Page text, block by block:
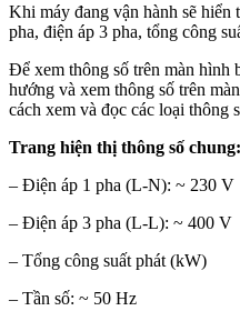
Khi máy đang vận hành sẽ hiển
pha, điện áp 3 pha, tổng công
Để xem thông số trên màn hình
hướng và xem thông số trên
cách xem và đọc các loại thông
Trang hiện thị thông số chung:
– Điện áp 1 pha (L-N): ~ 230 V
– Điện áp 3 pha (L-L): ~ 400 V
– Tổng công suất phát (kW)
– Tần số: ~ 50 Hz